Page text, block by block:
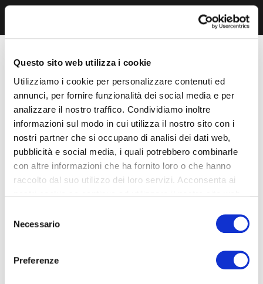
Questo sito web utilizza i cookie
Utilizziamo i cookie per personalizzare contenuti ed
annunci, per fornire funzionalità dei social media e per
analizzare il nostro traffico. Condividiamo inoltre
informazioni sul modo in cui utilizza il nostro sito con i
nostri partner che si occupano di analisi dei dati web,
pubblicità e social media, i quali potrebbero combinarle
con altre informazioni che ha fornito loro o che hanno
raccolto dal suo utilizzo dei loro servizi. Acconsenta ai
delNecessario
Preferenze